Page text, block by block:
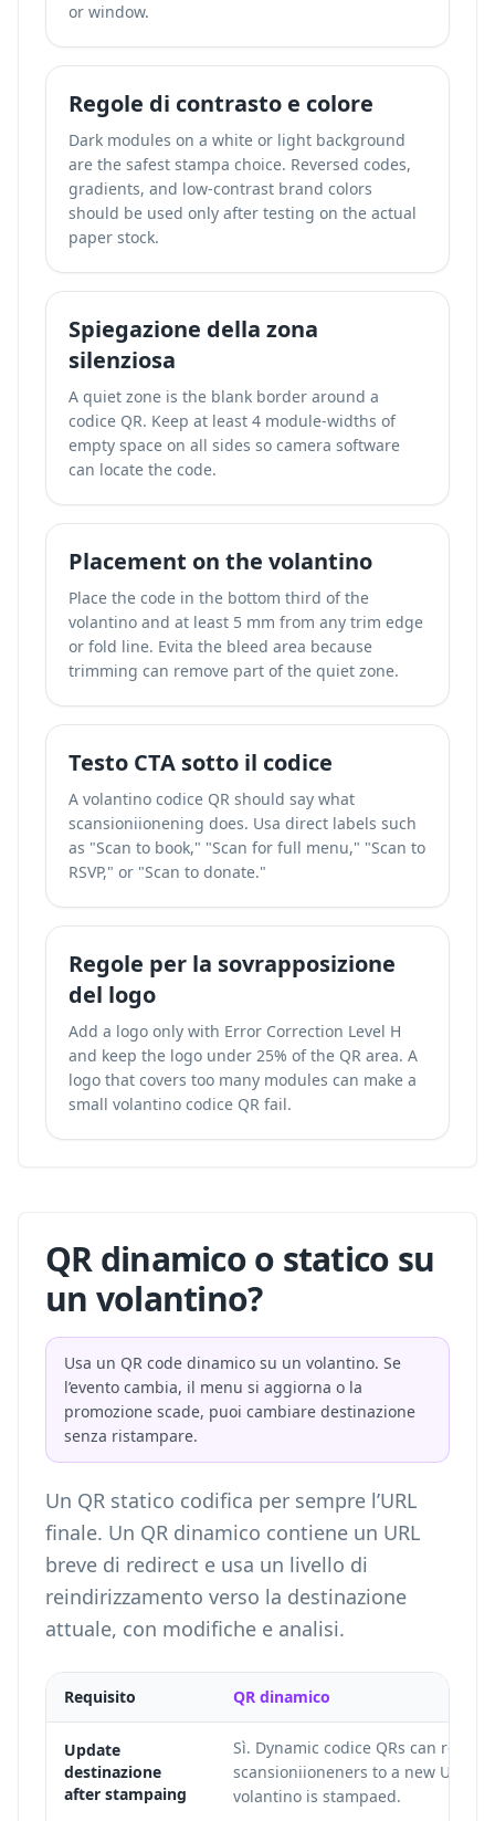
or window.
Regole di contrasto e colore
Dark modules on a white or light background
are the safest stampa choice. Reversed codes,
gradients, and low-contrast brand colors
should be used only after testing on the actual
paper stock.
Spiegazione della zona
silenziosa
A quiet zone is the blank border around a
codice QR. Keep at least 4 module-widths of
empty space on all sides so camera software
can locate the code.
Placement on the volantino
Place the code in the bottom third of the
volantino and at least 5 mm from any trim edge
or fold line. Evita the bleed area because
trimming can remove part of the quiet zone.
Testo CTA sotto il codice
A volantino codice QR should say what
scansioniionening does. Usa direct labels such
as "Scan to book," "Scan for full menu," "Scan to
RSVP," or "Scan to donate."
Regole per la sovrapposizione
del logo
Add a logo only with Error Correction Level H
and keep the logo under 25% of the QR area. A
logo that covers too many modules can make a
small volantino codice QR fail.
QR dinamico o statico su
un volantino?
Usa un QR code dinamico su un volantino. Se
l’evento cambia, il menu si aggiorna o la
promozione scade, puoi cambiare destinazione
senza ristampare.
Un QR statico codifica per sempre l’URL
finale. Un QR dinamico contiene un URL
breve di redirect e usa un livello di
reindirizzamento verso la destinazione
attuale, con modifiche e analisi.
Requisito QR dinamico
Update
destinazione
after stampaing
Sì. Dynamic codice QRs can
scansioniioneners to a new URL
volantino is stampaed.